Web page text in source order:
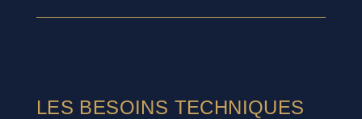
LES BESOINS TECHNIQUES